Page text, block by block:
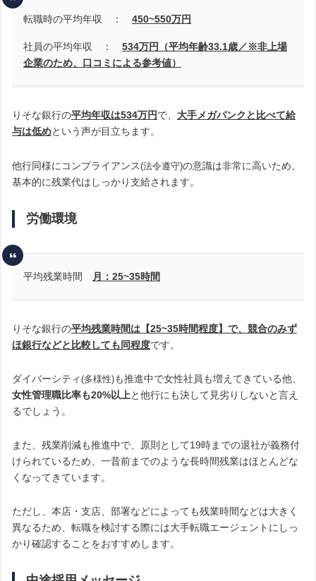
転職時の平均年収 ： 450~550万円
社員の平均年収 ： 534万円（平均年齢33.1歳／※非上場
企業のため、口コミによる参考値）
りそな銀行の平均年収は534万円で、 大手メガバンクと比べて給
与は低めという声が目立ちます。
他行同様にコンプライアンス(法令遵守)の意識は非常に高いため、
基本的に残業代はしっかり支給されます。
労働環境
平均残業時間 月： 25~35時間
りそな銀行の平均残業時間は【25~35時間程度】で、競合のみず
ほ銀行などと比較しても同程度です。
ダイバーシティ (多様性)も推進中で女性社員も増えてきている他、
女性管理職比率も20%以上と他行にも決して見劣りしないと言え
るでしょう。
また、残業削減も推進中で、原則として19時までの退社が義務付
けられているため、一昔前までのような長時間残業はほとんどな
くなってきています。
ただし、本店・支店、部署などによっても残業時間などは大きく
異なるため 、転職を検討する際には大手転職エージェントにしっ
かり確認することをおすすめします。